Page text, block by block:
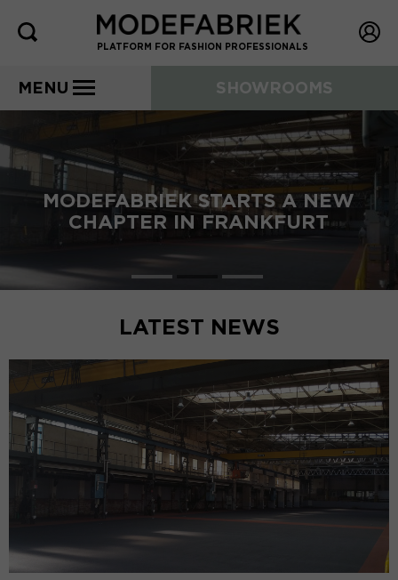
PLATFORM FOR FASHION PROFESSIONALS
MENU SHOWROOMS
MODEFABRIEK STARTS A NEW
CHAPTER IN FRANKFURT
LATEST NEWS